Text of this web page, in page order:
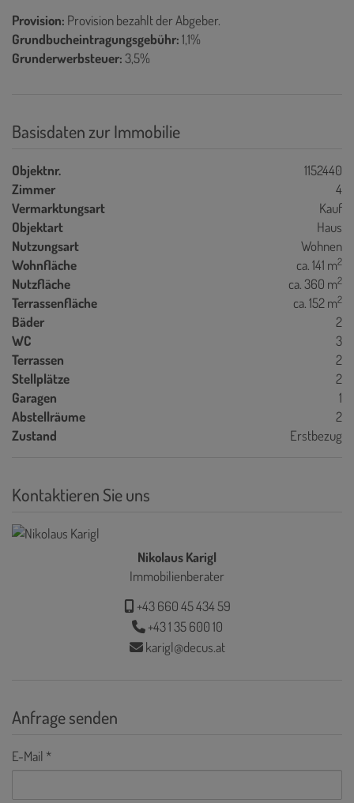
Provision: Provision bezahlt der Abgeber.
Grundbucheintragungsgebühr:1,1%
Grunderwerbsteuer:3,5%
Basisdaten zur Immobilie
Objektnr.
1152440
Zimmer
4
Vermarktungsart
Kauf
Objektart
Haus
Nutzungsart
Wohnen
Wohnfläche
ca. 141 m2
Nutzfläche ca. 360 m2
Terrassenfläche ca. 152 m2
Bäder
2
WC
3
Terrassen
2
Stellplätze
2
Garagen
1
Abstellräume
2
Zustand
Erstbezug
Kontaktieren Sie uns
Nikolaus Karigl
Immobilienberater
+43 660 45 434 59
+43 1 35 600 10
karigl@decus.at
Anfrage senden
E-Mail